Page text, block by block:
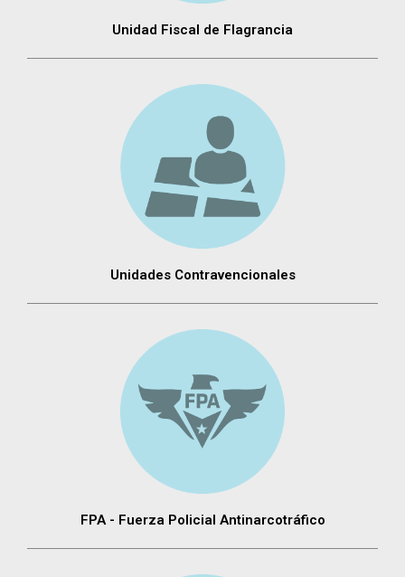
Unidad Fiscal de Flagrancia
Unidades Contravencionales
FPA - Fuerza Policial Antinarcotráfico